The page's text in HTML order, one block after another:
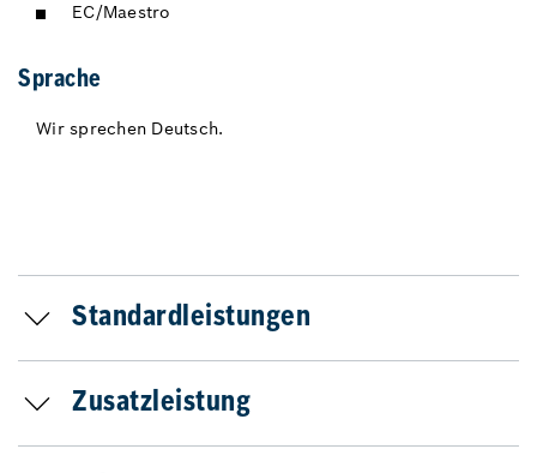
EC/Maestro
Sprache
Wir sprechen Deutsch.
Standardleistungen
Zusatzleistung